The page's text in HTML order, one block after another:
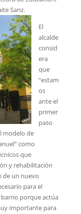
Sanz.
El
alcalde
consid
era
que
“estam
os
ante el
primer
paso
modelo de
como
que
y rehabilitación
de un nuevo
para el
porque actúa
importante para